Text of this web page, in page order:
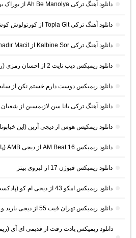
دانلود آهنگ ترکی Ah Be Manolya از بوراک بولوت
دانلود آهنگ ترکی Topla Git از کورتولوش کوش
دانلود آهنگ ترکی Kalbine Sor از Bahadır Macit و Tunahan Sakar
دانلود ریمیکس دیپ نایت 2 از احسان رمزی (ریمیکس طولانی غمگین)
دانلود ریمیکس دوست دارم خستم نکن از
دانلود آهنگ ترکی بانا سن لازیمسین از
دانلود ریمکیس هوس از دیجی آرین (این
دانلود ریمیکس AM Beat 16 از دیجی AMB (پادکست طولانی شنیدنی)
دانلود ریمیکس فیوژن 17 از لیروی بیتز
دانلود ریمیکس امکو 43 از دیجی ام کو (پادکست طولانی عاشقانه)
دانلود ریمیکس تهران فیت 55 از دیجی باربد و محمد موریانی
دانلود ریمیکس یادت رفت از قدیمی ای آی